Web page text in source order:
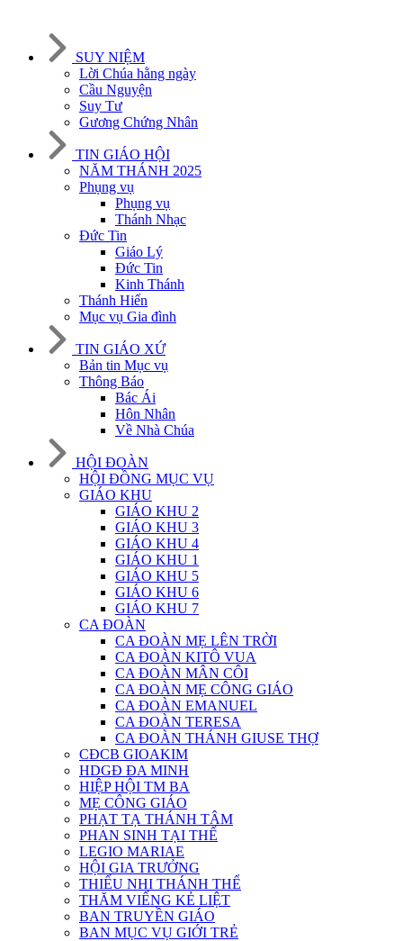
SUY NIỆM
Lời Chúa hằng ngày
Cầu Nguyện
Suy Tư
Gương Chứng Nhân
TIN GIÁO HỘI
NĂM THÁNH 2025
Phụng vụ
Phụng vụ
Thánh Nhạc
Đức Tin
Giáo Lý
Đức Tin
Kinh Thánh
Thánh Hiến
Mục vụ Gia đình
TIN GIÁO XỨ
Bản tin Mục vụ
Thông Báo
Bác Ái
Hôn Nhân
Về Nhà Chúa
HỘI ĐOÀN
HỘI ĐỒNG MỤC VỤ
GIÁO KHU
GIÁO KHU 2
GIÁO KHU 3
GIÁO KHU 4
GIÁO KHU 1
GIÁO KHU 5
GIÁO KHU 6
GIÁO KHU 7
CA ĐOÀN
CA ĐOÀN MẸ LÊN TRỜI
CA ĐOÀN KITÔ VUA
CA ĐOÀN MÂN CÔI
CA ĐOÀN MẸ CÔNG GIÁO
CA ĐOÀN EMANUEL
CA ĐOÀN TERESA
CA ĐOÀN THÁNH GIUSE THỢ
CĐCB GIOAKIM
HDGĐ ĐA MINH
HIỆP HỘI TM BA
MẸ CÔNG GIÁO
PHẠT TẠ THÁNH TÂM
PHAN SINH TẠI THẾ
LEGIO MARIAE
HỘI GIA TRƯỞNG
THIẾU NHI THÁNH THỂ
THĂM VIẾNG KẺ LIỆT
BAN TRUYỀN GIÁO
BAN MỤC VỤ GIỚI TRẺ